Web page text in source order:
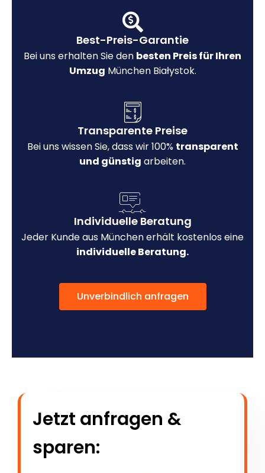
Best-Preis-Garantie
Bei uns erhalten Sie den besten Preis für Ihren
Umzug München Białystok.
Transparente Preise
Bei uns wissen Sie, dass wir 100% transparent
und günstig arbeiten.
Individuelle Beratung
Jeder Kunde aus München erhält kostenlos eine
individuelle Beratung.
Unverbindlich anfragen
Jetzt anfragen &
sparen: